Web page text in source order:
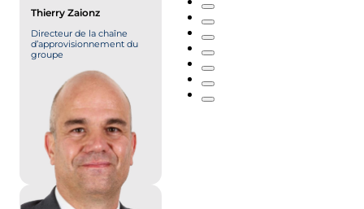
Thierry Zaionz
Directeur de la chaîne
d’approvisionnement du
groupe